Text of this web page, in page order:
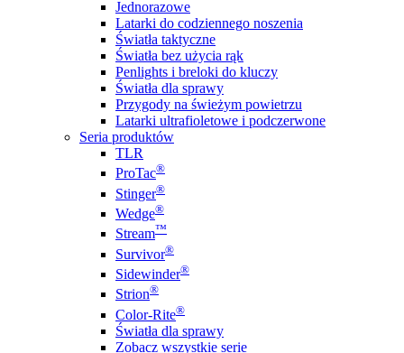
Jednorazowe
Latarki do codziennego noszenia
Światła taktyczne
Światła bez użycia rąk
Penlights i breloki do kluczy
Światła dla sprawy
Przygody na świeżym powietrzu
Latarki ultrafioletowe i podczerwone
Seria produktów
TLR
ProTac®
Stinger®
Wedge®
Stream™
Survivor®
Sidewinder®
Strion®
Color-Rite®
Światła dla sprawy
Zobacz wszystkie serie